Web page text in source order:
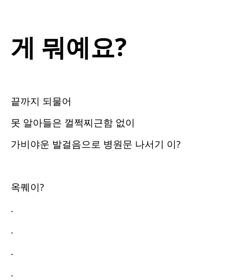
게 뭐예요?
끝까지 되물어
못 알아들은 껄쩍찌근함 없이
가비야운 발걸음으로 병원문 나서기 이?
옥퀘이?
.
.
.
.